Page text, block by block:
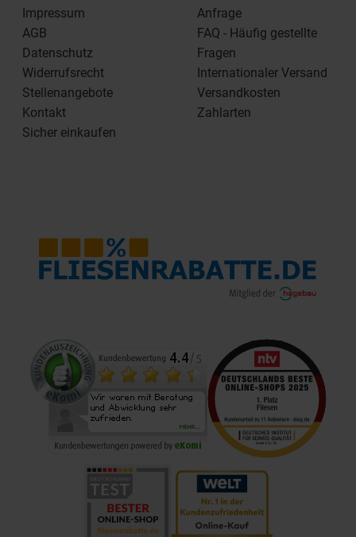
Impressum
AGB
Datenschutz
Widerrufsrecht
Stellenangebote
Kontakt
Sicher einkaufen
Anfrage
FAQ - Häufig gestellte
Fragen
Internationaler Versand
Versandkosten
Zahlarten